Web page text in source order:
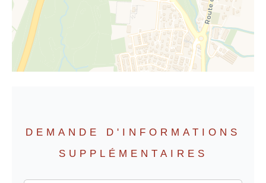
DEMANDE D'INFORMATIONS
SUPPLÉMENTAIRES